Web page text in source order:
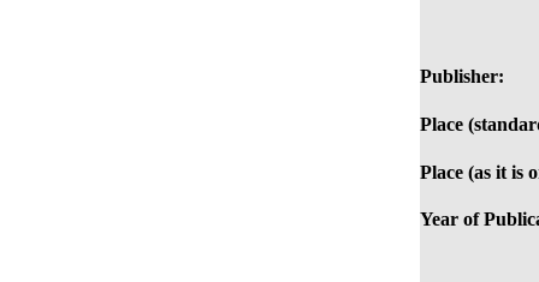
Publisher:
Place
Place (as it is
Year of